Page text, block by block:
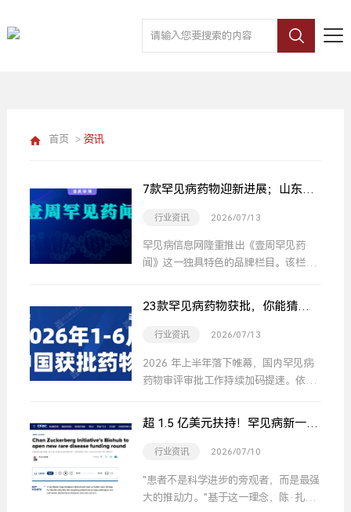
首页 > 资讯
7款罕见病药物迎新进展；山东罕
经母细胞瘤医患交流会报名开启 |
壹周罕见药闻
行业资讯 2026/07/13
罕见病信息网隆重推出《壹周罕见药
闻》这一独具特色的品牌栏目。该栏目
的最新消息并同步近期重要活动预告。
我们以更高端、更权威的视角，为您剖
析最新、最热门的罕见病信息。
23款罕见病药物获批，你能猜到
行业资讯 2026/07/13
2026 年上半年落下帷幕，国内罕见病
药物审评审批工作持续加码提速。依托
者用药保障水平稳步提高。
超 1.5 亿美元扶持！罕见病新一轮
行业资讯 2026/07/10
"患者不是科学进步的旁观者，而是最强
大的推动力。"基于这一理念，陈·扎克